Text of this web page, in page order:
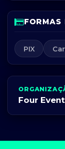
FORMAS
PIX
Four